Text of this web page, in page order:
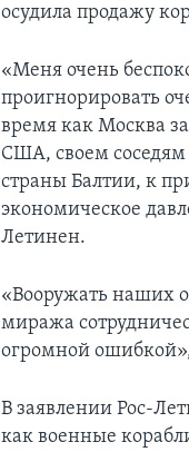
осудила продажу
«Меня очень
проигнорировать
время как Москва
США, своем
страны Балтии, к
экономическое
Летинен.
«Вооружать наших
миража
огромной
В заявлении Рос-
как военные